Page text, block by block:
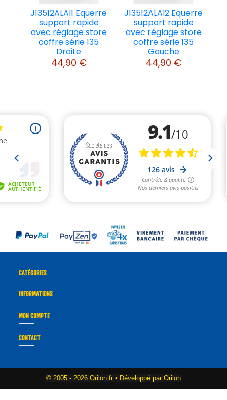
J13512ALAI1 Equerre
support rapide
avec réglage store
coffre série 135
Droite
44,90 €
J13512ALAI2 Equerre
support rapide
avec réglage store
coffre série 135
Gauche
44,90 €
CATÉGORIES
INFORMATIONS
MON COMPTE
CONTACT
© 2005 - 2026 Orilon.fr • Développé par Orilon